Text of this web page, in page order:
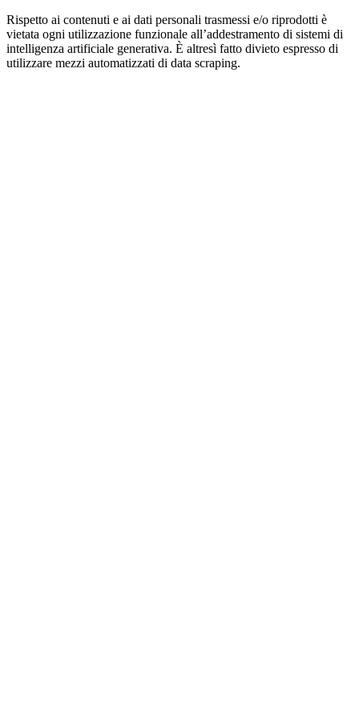
Rispetto ai contenuti e ai dati personali trasmessi e/o riprodotti è
vietata ogni utilizzazione funzionale all’addestramento di sistemi di
intelligenza artificiale generativa. È altresì fatto divieto espresso di
utilizzare mezzi automatizzati di data scraping.